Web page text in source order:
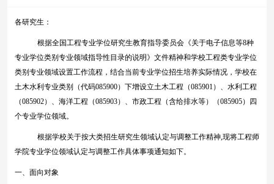
各研究生：
根据全国工程专业学位研究生教育指导委员会《关于电子信息等8种
专业学位类别专业领域指导性目录的说明》文件精神和学校工程类专业学位
类别专业领域设置工作流程，结合当前专业学位招生培养实际情况，学校在
土木水利专业类别（代码085900）下增设立土木工程（085901）、水利工程
（085902）、海洋工程（085903）、市政工程（含给排水等）（085905）四
个专业学位领域。
根据学校关于按大类招生研究生领域认定与调整工作精神,现将工程师
学院专业学位领域认定与调整工作具体事项通知如下。
一、面向对象